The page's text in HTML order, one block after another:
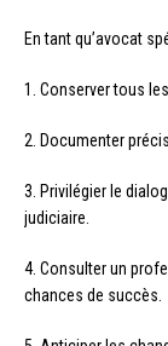
En tant qu’avocat
1. Conserver tous
2. Documenter
3. Privilégier le
judiciaire.
4. Consulter un
chances de succès.